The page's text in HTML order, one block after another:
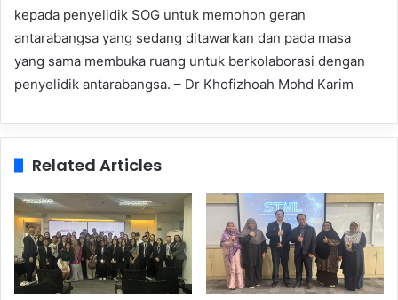
kepada penyelidik SOG untuk memohon geran
antarabangsa yang sedang ditawarkan dan pada masa
yang sama membuka ruang untuk berkolaborasi dengan
penyelidik antarabangsa. – Dr Khofizhoah Mohd Karim
Related Articles